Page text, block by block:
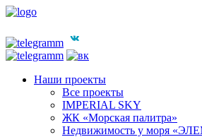
Наши проекты
Все проекты
IMPERIAL SKY
ЖК «Морская палитра»
Недвижимость у моря